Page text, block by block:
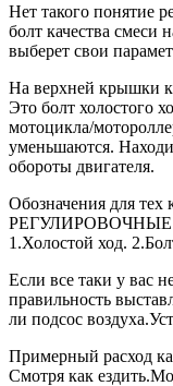
Нет такого понятие
болт качества смеси
выберет свои
На верхней крышки
Это болт холостого
мотоцикла/
уменьшаются.
обороты двигателя.
Обозначения для тех
РЕГУЛИРОВОЧНЫЕ
1.Холостой ход.
Если все таки у вас
правильность
ли подсос
Примерный расход
Смотря как